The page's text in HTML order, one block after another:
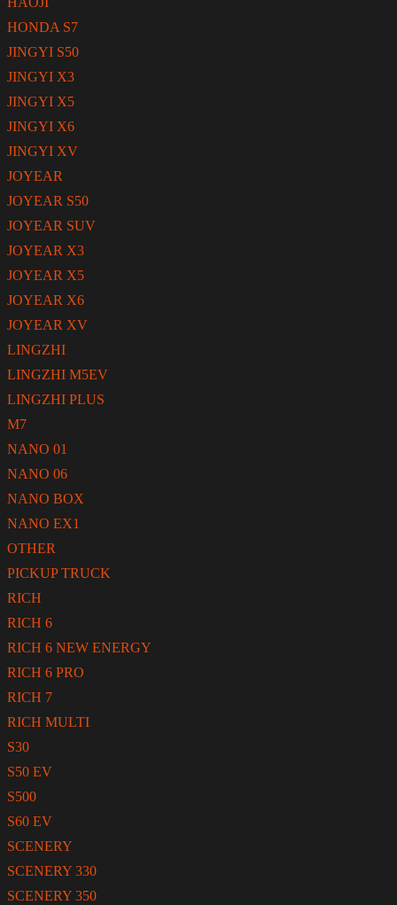
HONDA S7
JINGYI S50
JINGYI X3
JINGYI X5
JINGYI X6
JINGYI XV
JOYEAR
JOYEAR S50
JOYEAR SUV
JOYEAR X3
JOYEAR X5
JOYEAR X6
JOYEAR XV
LINGZHI
LINGZHI M5EV
LINGZHI PLUS
M7
NANO 01
NANO 06
NANO BOX
NANO EX1
OTHER
PICKUP TRUCK
RICH
RICH 6
RICH 6 NEW ENERGY
RICH 6 PRO
RICH 7
RICH MULTI
S30
S50 EV
S500
S60 EV
SCENERY
SCENERY 330
SCENERY 350